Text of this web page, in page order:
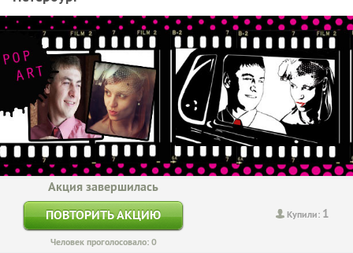
Купили: 1
Акция завершилась
ПОВТОРИТЬ АКЦИЮ
Человек проголосовало: 0